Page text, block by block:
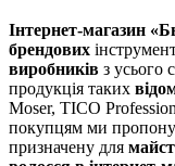
Інтернет-магазин
брендових
виробників з усього
продукція таких
Moser, TICO
покупцям ми
призначену для